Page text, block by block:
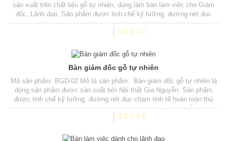
sản xuất trên chất liệu gỗ tự nhiên, dùng làm bàn làm việc cho Giám
đốc, Lãnh đạo. Sản phẩm được tinh chế kỹ lưỡng, đường nét đục
chạm tinh tế hoàn toàn thủ công. Kích thước: Size1: D210cm x
R107cm x C81cm. Size2: D195cm x R87cm x C81cm. Chất liệu: Gỗ
Bàn giám đốc gỗ tự nhiên
Mã sản phẩm: BGD-02 Mô tả sản phẩm: Bàn giám đốc gỗ tự nhiên là
dòng sản phẩm được sản xuất bởi Nội thất Gia Nguyễn. Sản phẩm
được tinh chế kỹ lưỡng, đường nét đục chạm tinh tế hoàn toàn thủ
công. Kích thước: D200cm x R80cm x C81cm Chất liệu: Gỗ Gụ (có
thể thay thế gỗ khác) Đục chạm tứ diện, hoàn thiện bằng sơn PU cao